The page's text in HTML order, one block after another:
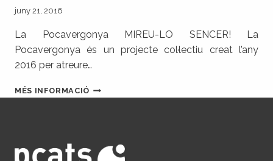
juny 21, 2016
La Pocavergonya MIREU-LO SENCER! La
Pocavergonya és un projecte col·lectiu creat l’any
2016 per atreure…
MÉS INFORMACIÓLA
POCAVERGONYA